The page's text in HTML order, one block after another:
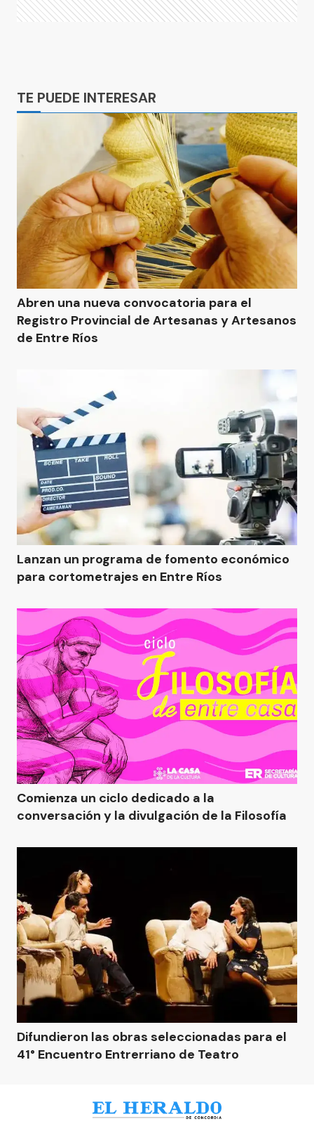
TE PUEDE INTERESAR
Abren una nueva convocatoria para el
Registro Provincial de Artesanas y Artesanos
de Entre Ríos
Lanzan un programa de fomento económico
para cortometrajes en Entre Ríos
Comienza un ciclo dedicado a la
conversación y la divulgación de la Filosofía
Difundieron las obras seleccionadas para el
41° Encuentro Entrerriano de Teatro